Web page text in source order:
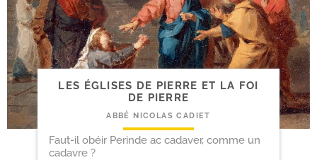
LES ÉGLISES DE PIERRE ET LA FOI
DE PIERRE
ABBÉ NICOLAS CADIET
Faut-il obéir Perinde ac cadaver, comme un
cadavre ?